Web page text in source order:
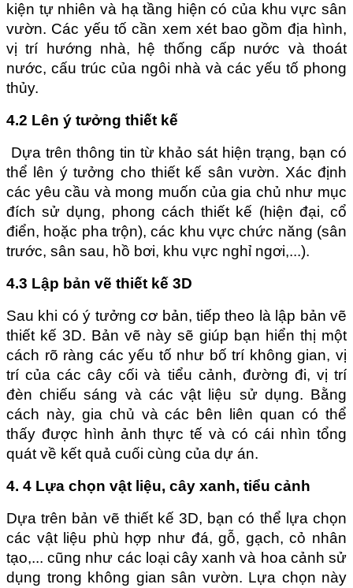
kiện tự nhiên và hạ tầng hiện có của khu vực sân
vườn. Các yếu tố cần xem xét bao gồm địa hình,
vị trí hướng nhà, hệ thống cấp nước và thoát
nước, cấu trúc của ngôi nhà và các yếu tố phong
thủy.
4.2 Lên ý tưởng thiết kế
Dựa trên thông tin từ khảo sát hiện trạng, bạn có
thể lên ý tưởng cho thiết kế sân vườn. Xác định
các yêu cầu và mong muốn của gia chủ như mục
đích sử dụng, phong cách thiết kế (hiện đại, cổ
điển, hoặc pha trộn), các khu vực chức năng (sân
trước, sân sau, hồ bơi, khu vực nghỉ ngơi,...).
4.3 Lập bản vẽ thiết kế 3D
Sau khi có ý tưởng cơ bản, tiếp theo là lập bản vẽ
thiết kế 3D. Bản vẽ này sẽ giúp bạn hiển thị một
cách rõ ràng các yếu tố như bố trí không gian, vị
trí của các cây cối và tiểu cảnh, đường đi, vị trí
đèn chiếu sáng và các vật liệu sử dụng. Bằng
cách này, gia chủ và các bên liên quan có thể
thấy được hình ảnh thực tế và có cái nhìn tổng
quát về kết quả cuối cùng của dự án.
4. 4 Lựa chọn vật liệu, cây xanh, tiểu cảnh
Dựa trên bản vẽ thiết kế 3D, bạn có thể lựa chọn
các vật liệu phù hợp như đá, gỗ, gạch, cỏ nhân
tạo,... cũng như các loại cây xanh và hoa cảnh sử
dụng trong không gian sân vườn. Lựa chọn này